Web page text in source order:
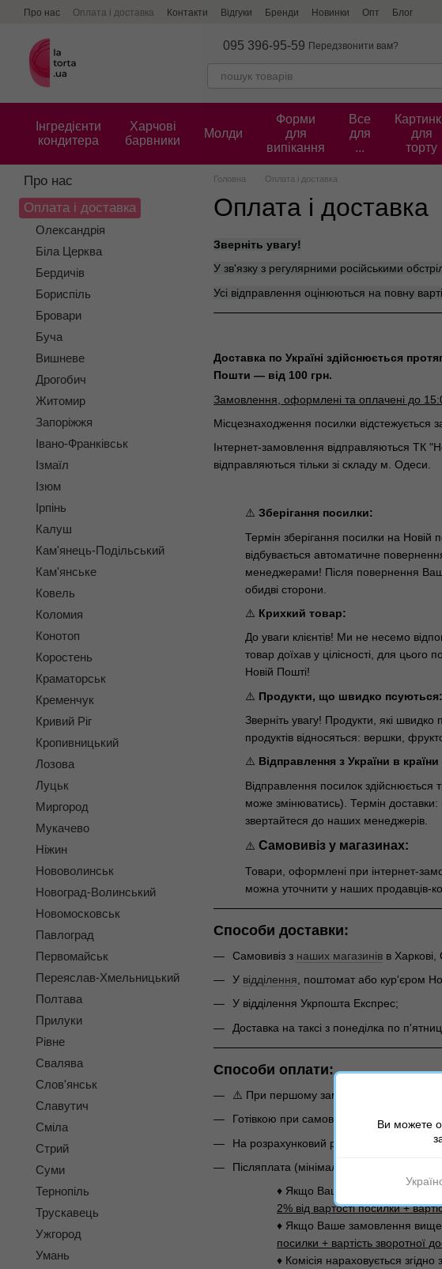
Перейти до основного контенту
Про нас Оплата і доставка Контакти Відгуки Бренди Новинки Опт Блог
095 396-95-59 Передзвонити вам?
Інгредієнти
кондитера
Харчові
барвники
Молди
Форми
для
випікання
Все
для
...
для
торту
Головна Оплата і доставка
Оплата і доставка
Зверніть увагу!
У зв'язку з регулярними російськими
Усі відправлення оцінюються на повну
Доставка по Україні здійснюється
Пошти — від 100 грн.
Замовлення, оформлені та оплачені до
Місцезнаходження посилки відстежується
Інтернет-замовлення відправляються ТК
відправляються тільки зі складу м. Одеси.
⚠️ Зберігання посилки:
Термін зберігання посилки на Новій
відбувається автоматичне
менеджерами! Після повернення
обидві сторони.
⚠️ Крихкий товар:
До уваги клієнтів! Ми не несемо
товар доїхав у цілісності, для
Новій Пошті!
⚠️ Продукти, що швидко псуються:
Зверніть увагу! Продукти, які
продуктів відносяться: вершки,
⚠️ Відправлення з України в
Відправлення посилок здійснюється
може змінюватись). Термін доставки:
звертайтеся до наших менеджерів.
⚠️ Самовивіз у магазинах:
Товари, оформлені при інтернет-
можна уточнити у наших продавців-
Cпособи доставки:
Самовивіз з наших магазинів в Харкові,
У відділення , поштомат або кур'єром
У відділення Укрпошта Експрес;
Доставка на таксі з понеділка по
Способи оплати:
⚠️ При першому замовленні
Готівкою при самовивозі з магазину;
На розрахунковий рахунок;
Післяплата (мінімальне замовлення
♦ Якщо Ваше замовлення
2% від вартості посилки +
♦ Якщо Ваше замовлення вище
посилки + вартість зворотної
♦ Комісія нараховується
Про нас
Оплата і доставка
Олександрія
Біла Церква
Бердичів
Бориспіль
Бровари
Буча
Вишневе
Дрогобич
Житомир
Запоріжжя
Івано-Франківськ
Ізмаїл
Ізюм
Ірпінь
Калуш
Кам'янець-Подільський
Кам'янське
Ковель
Коломия
Конотоп
Коростень
Краматорськ
Кременчук
Кривий Ріг
Кропивницький
Лозова
Луцьк
Миргород
Мукачево
Ніжин
Нововолинськ
Новоград-Волинський
Новомосковськ
Павлоград
Первомайськ
Переяслав-Хмельницький
Полтава
Прилуки
Рівне
Свалява
Слов'янськ
Славутич
Сміла
Стрий
Суми
Тернопіль
Трускавець
Ужгород
Умань
Ви можете